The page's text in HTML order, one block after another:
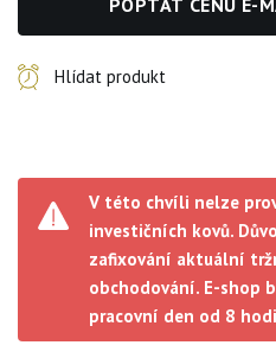
POPTAT CENU E-
Hlídat produkt
V této chvíli nelze
investičních kovů.
zafixování aktuální
obchodování. E-shop
pracovní den od 8